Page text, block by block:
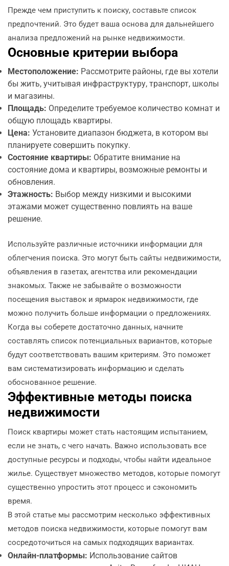
Прежде чем приступить к поиску, составьте список
предпочтений. Это будет ваша основа для дальнейшего
анализа предложений на рынке недвижимости.
Основные критерии выбора
Местоположение: Рассмотрите районы, где вы хотели
бы жить, учитывая инфраструктуру, транспорт, школы
и магазины.
Площадь: Определите требуемое количество комнат и
общую площадь квартиры.
Цена: Установите диапазон бюджета, в котором вы
планируете совершить покупку.
Состояние квартиры: Обратите внимание на
состояние дома и квартиры, возможные ремонты и
обновления.
Этажность: Выбор между низкими и высокими
этажами может существенно повлиять на ваше
решение.
Используйте различные источники информации для
облегчения поиска. Это могут быть сайты недвижимости,
объявления в газетах, агентства или рекомендации
знакомых. Также не забывайте о возможности
посещения выставок и ярмарок недвижимости, где
можно получить больше информации о предложениях.
Когда вы соберете достаточно данных, начните
составлять список потенциальных вариантов, которые
будут соответствовать вашим критериям. Это поможет
вам систематизировать информацию и сделать
обоснованное решение.
Эффективные методы поиска
недвижимости
Поиск квартиры может стать настоящим испытанием,
если не знать, с чего начать. Важно использовать все
доступные ресурсы и подходы, чтобы найти идеальное
жилье. Существует множество методов, которые помогут
существенно упростить этот процесс и сэкономить
время.
В этой статье мы рассмотрим несколько эффективных
методов поиска недвижимости, которые помогут вам
сосредоточиться на самых подходящих вариантах.
Онлайн-платформы: Использование сайтов